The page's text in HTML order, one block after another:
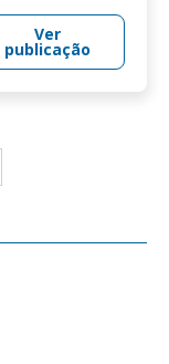
Ver
publicação